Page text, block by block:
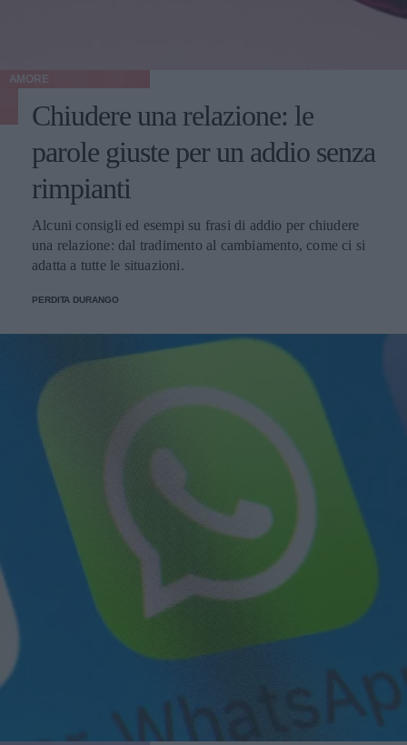
AMORE
Chiudere una relazione: le
parole giuste per un addio senza
rimpianti
Alcuni consigli ed esempi su frasi di addio per chiudere
una relazione: dal tradimento al cambiamento, come ci si
adatta a tutte le situazioni.
PERDITA DURANGO